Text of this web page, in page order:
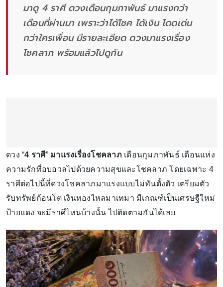
มาดู 4 ราศี ดวงเดือนกุมภาพันธ์ มาแรงกว่า
เดือนที่ผ่านมา เพราะว่าได้โชค ได้เงิน โดดเด่น
กว่าใครเพื่อน มีรายละเอียด ดวงมาแรงเรื่อง
โชคลาภ พร้อมแล้วไปดูกัน
ดวง “4 ราศี” มาแรงเรื่องโชคลาภเดือนกุมภาพันธ์ เดือนแห่ง
ความรักที่อบอวลไปด้วยความสุขและโชคลาภ โดยเฉพาะ 4
ราศีต่อไปนี้ที่ดวงโชคลาภมาแรงแบบไม่ทันตั้งตัว เตรียมตัว
รับทรัพย์ก้อนโต เงินทองไหลมาเทมา มีเกณฑ์เป็นเศรษฐีใหม่
ป้ายแดง จะมีราศีไหนบ้างนั้น ไปติดตามกันได้เลย